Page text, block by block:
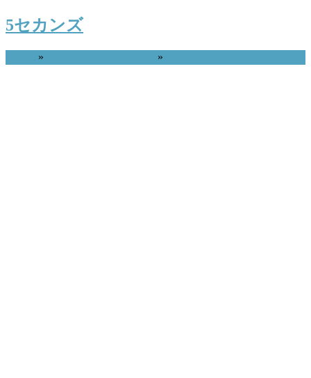
5セカンズ
» »